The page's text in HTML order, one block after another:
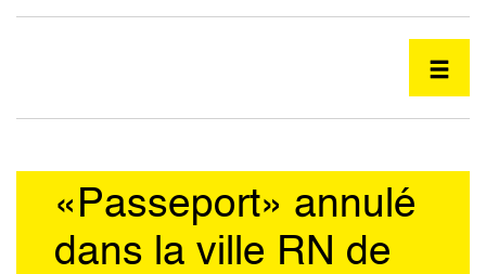
«Passeport» annulé
dans la ville RN de